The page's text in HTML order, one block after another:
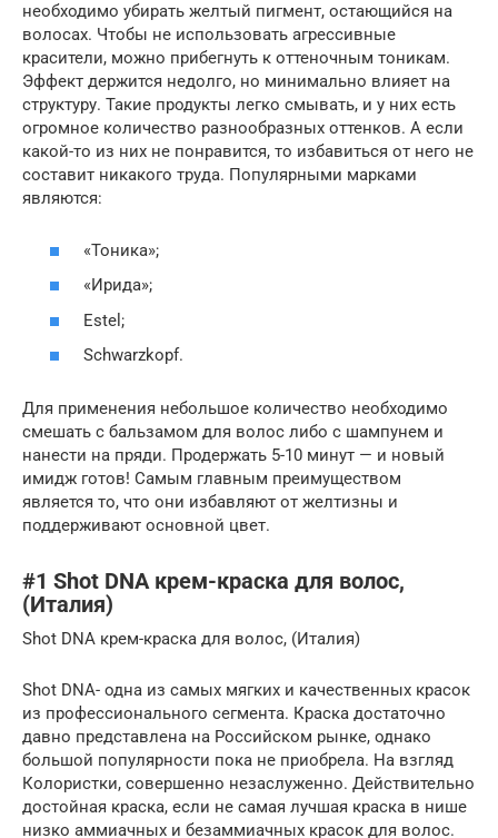
необходимо убирать желтый пигмент, остающийся на
волосах. Чтобы не использовать агрессивные
красители, можно прибегнуть к оттеночным тоникам.
Эффект держится недолго, но минимально влияет на
структуру. Такие продукты легко смывать, и у них есть
огромное количество разнообразных оттенков. А если
какой-то из них не понравится, то избавиться от него не
составит никакого труда. Популярными марками
являются:
«Тоника»;
«Ирида»;
Estel;
Schwarzkopf.
Для применения небольшое количество необходимо
смешать с бальзамом для волос либо с шампунем и
нанести на пряди. Продержать 5-10 минут — и новый
имидж готов! Самым главным преимуществом
является то, что они избавляют от желтизны и
поддерживают основной цвет.
#1 Shot DNA крем-краска для волос,
(Италия)
Shot DNA крем-краска для волос, (Италия)
Shot DNA- одна из самых мягких и качественных красок
из профессионального сегмента. Краска достаточно
давно представлена на Российском рынке, однако
большой популярности пока не приобрела. На взгляд
Колористки, совершенно незаслуженно. Действительно
достойная краска, если не самая лучшая краска в нише
низко аммиачных и безаммиачных красок для волос.